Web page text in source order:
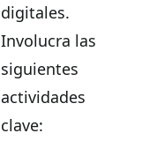
digitales.
Involucra las
siguientes
actividades
clave: